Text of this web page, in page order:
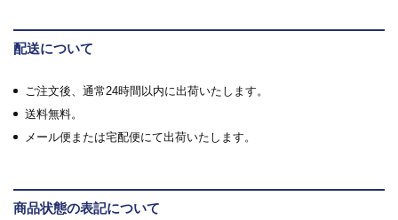
配送について
ご注文後、通常24時間以内に出荷いたします。
送料無料。
メール便または宅配便にて出荷いたします。
商品状態の表記について